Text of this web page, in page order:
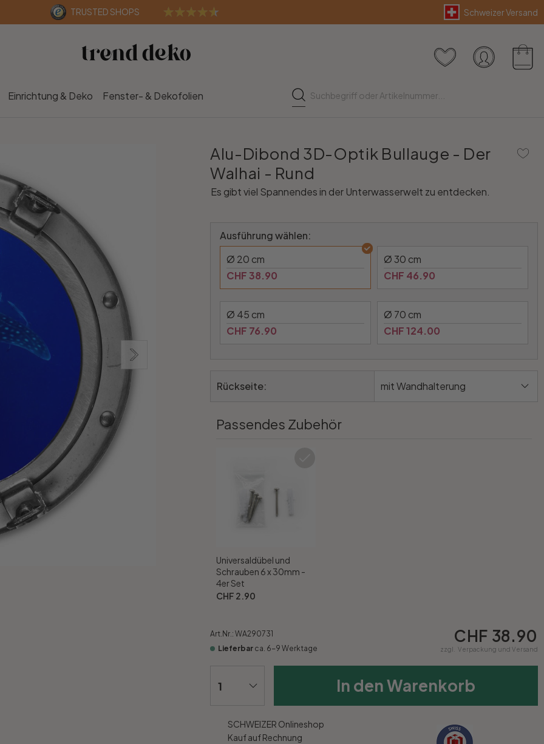
TRUSTED SHOPS Schweizer Versand
Einrichtung & Deko Fenster- & Dekofolien
Alu-Dibond 3D-Optik Bullauge - Der
Walhai - Rund
Es gibt viel Spannendes in der Unterwasserwelt zu entdecken.
Ausführung wählen:
Ø 20 cm
CHF 38.90
Ø 30 cm
CHF 46.90
Ø 45 cm
CHF 76.90
Ø 70 cm
CHF 124.00
Rückseite: mit Wandhalterung
Passendes Zubehör
Universaldübel und
Schrauben 6 x 30mm -
4er Set
CHF 2.90
Art.Nr.: WA290731
Lieferbar ca. 6-9 Werktage
CHF 38.90
zzgl. Verpackung und Versand
In den Warenkorb
SCHWEIZER Onlineshop
Kauf auf Rechnung